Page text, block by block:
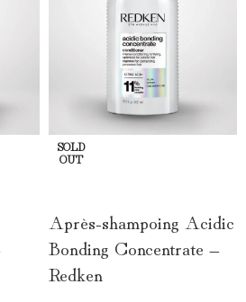
SOLD
OUT
Après-shampoing Acidic
Bonding Concentrate –
Redken